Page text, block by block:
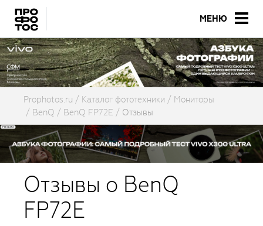
МЕНЮ
Prophotos.ru Каталог фототехники
Мониторы
BenQ
BenQ FP72E Отзывы
Отзывы о BenQ
FP72E